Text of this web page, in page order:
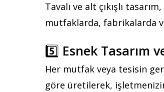
Tavalı ve alt çıkışlı
mutfaklarda, fabrikalarda
5️⃣ Esnek Tasarım
Her mutfak veya tesisin
göre üretilerek,